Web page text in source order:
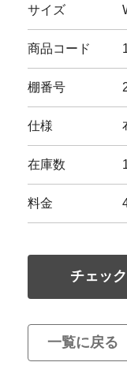
サイズ
商品コード
棚番号
仕様
在庫数
料金
チェッ
一覧に戻る